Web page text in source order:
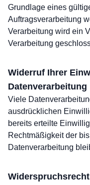
Grundlage eines
Auftragsverarbeitung
Verarbeitung wird ein
Verarbeitung
Widerruf Ihrer
Datenverarbeitung
Viele
ausdrücklichen
bereits erteilte
Rechtmäßigkeit der
Datenverarbeitung